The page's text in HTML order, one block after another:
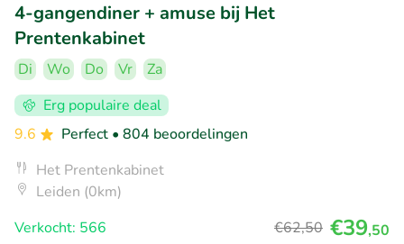
4-gangendiner + amuse bij Het
Prentenkabinet
Di Wo Do Vr
Za
Erg populaire deal
9.6
Perfect • 804 beoordelingen
Het Prentenkabinet
Leiden (0km)
Verkocht: 566
€62,50 €39,50